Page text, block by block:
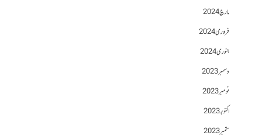
مارچ 2024
فروری 2024
جنوری 2024
دسمبر 2023
نومبر 2023
اکتوبر 2023
ستمبر 2023